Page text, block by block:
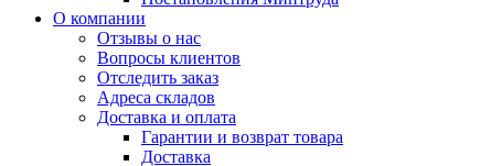
О компании
Отзывы о нас
Вопросы клиентов
Отследить заказ
Адреса складов
Доставка и оплата
Гарантии и возврат товара
Доставка